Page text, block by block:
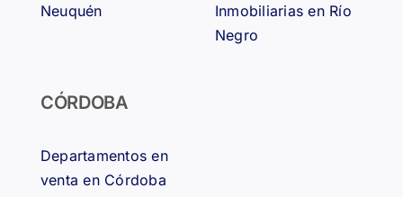
Neuquén
Inmobiliarias en Río
Negro
CÓRDOBA
Departamentos en
venta en Córdoba